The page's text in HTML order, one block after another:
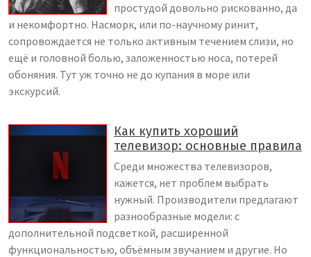
простудой довольно рискованно, да
и некомфортно. Насморк, или по-научному ринит,
сопровождается не только активным течением слизи, но
ещё и головной болью, заложенностью носа, потерей
обоняния. Тут уж точно не до купания в море или
экскурсий.
Как купить хороший
телевизор: основные правила
Среди множества телевизоров,
кажется, нет проблем выбрать
нужный. Производители предлагают
разнообразные модели: с
дополнительной подсветкой, расширенной
функциональностью, объёмным звучанием и другие. Но